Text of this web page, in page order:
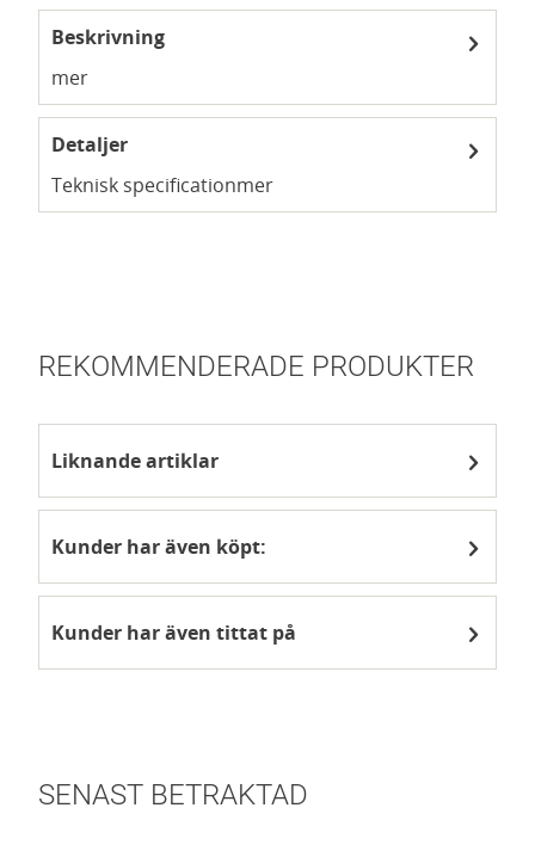
Beskrivning
mer
Detaljer
Teknisk specificationmer
REKOMMENDERADE PRODUKTER
Liknande artiklar
Kunder har även köpt:
Kunder har även tittat på
SENAST BETRAKTAD